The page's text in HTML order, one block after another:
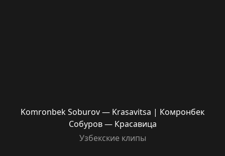
Komronbek Soburov — Krasavitsa | Комронбек
Собуров — Красавица
Узбекские клипы